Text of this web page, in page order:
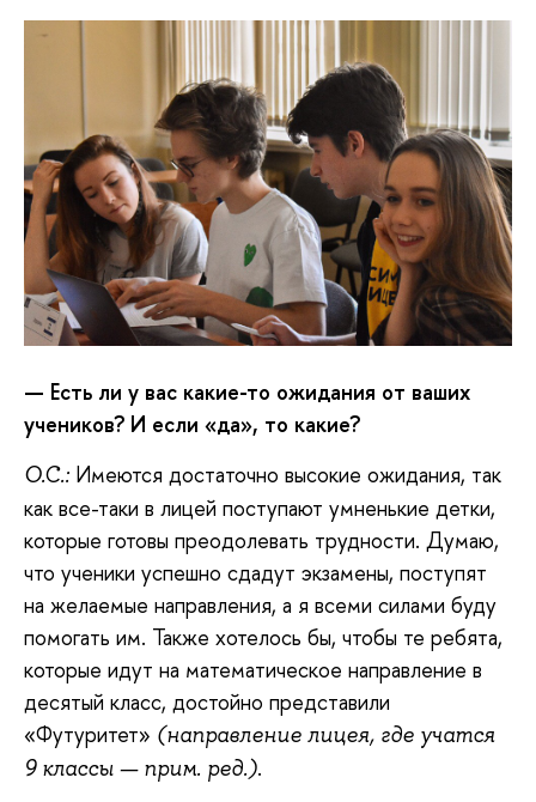
— Есть ли у вас какие-то ожидания от ваших
учеников? И если «да», то какие?
О.С.: Имеются достаточно высокие ожидания, так
как все-таки в лицей поступают умненькие детки,
которые готовы преодолевать трудности. Думаю,
что ученики успешно сдадут экзамены, поступят
на желаемые направления, а я всеми силами буду
помогать им. Также хотелось бы, чтобы те ребята,
которые идут на математическое направление в
десятый класс, достойно представили
«Футуритет» (направление лицея, где учатся
9 классы — прим. ред.).